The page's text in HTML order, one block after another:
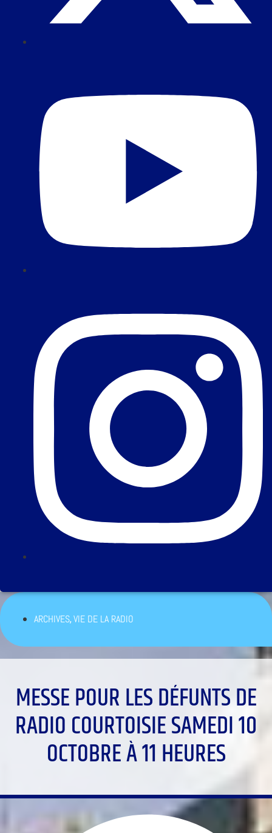
ARCHIVES,VIE DE LA RADIO
MESSE POUR LES DÉFUNTS DE
RADIO COURTOISIE SAMEDI 10
OCTOBRE À 11 HEURES